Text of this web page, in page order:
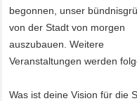
begonnen, unser
von der Stadt von morgen
auszubauen. Weitere
Veranstaltungen werden
Was ist deine Vision für die